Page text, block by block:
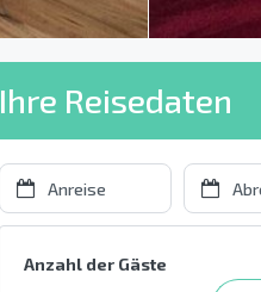
Ihre Reisedaten
Anzahl der Gäste